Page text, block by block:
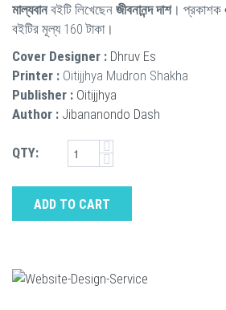
মাল্যবানবইটি লিখেছেন জীবনানন্দ দাশ। প্রকাশক
বইটির মূল্য 160 টাকা।
Cover Designer : Dhruv Es
Printer : Oitijjhya Mudron Shakha
Publisher : Oitijjhya
Author : Jibananondo Dash
QTY:
ADD TO CART